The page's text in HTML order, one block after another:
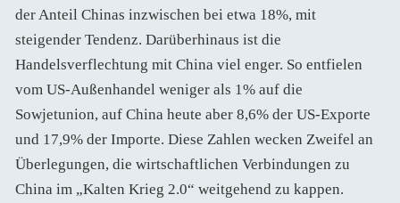
der Anteil Chinas inzwischen bei etwa 18%, mit
steigender Tendenz. Darüberhinaus ist die
Handelsverflechtung mit China viel enger. So entfielen
vom US-Außenhandel weniger als 1% auf die
Sowjetunion, auf China heute aber 8,6% der US-Exporte
und 17,9% der Importe. Diese Zahlen wecken Zweifel an
Überlegungen, die wirtschaftlichen Verbindungen zu
China im „Kalten Krieg 2.0“ weitgehend zu kappen.